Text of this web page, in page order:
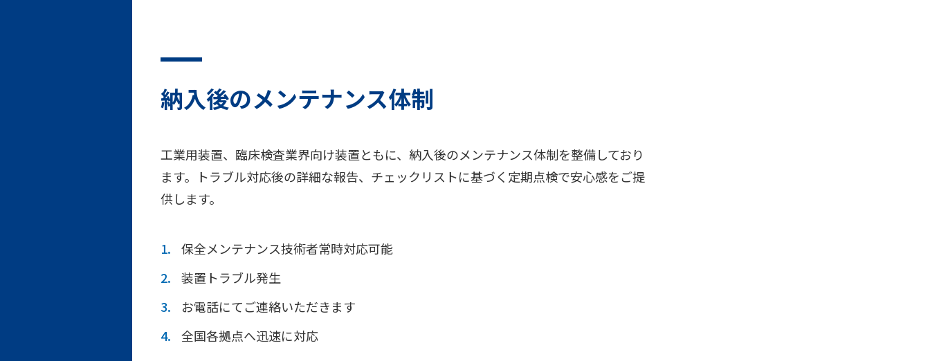
納入後のメンテナンス体制
工業用装置、臨床検査業界向け装置ともに、納入後のメンテナンス体制を整備しており
ます。トラブル対応後の詳細な報告、チェックリストに基づく定期点検で安心感をご提
供します。
保全メンテナンス技術者常時対応可能
装置トラブル発生
お電話にてご連絡いただきます
全国各拠点へ迅速に対応